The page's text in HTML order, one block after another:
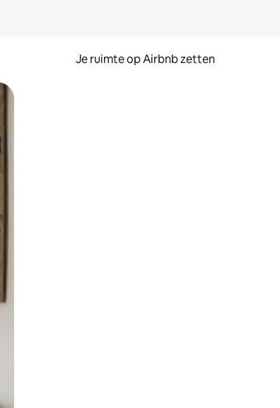
Je ruimte op Airbnb zetten